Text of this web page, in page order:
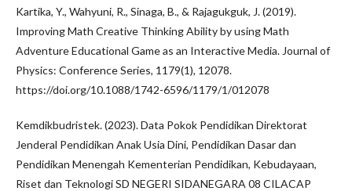
Kartika, Y., Wahyuni, R., Sinaga, B., & Rajagukguk, J. (2019).
Improving Math Creative Thinking Ability by using Math
Adventure Educational Game as an Interactive Media. Journal of
Physics: Conference Series, 1179(1), 12078.
https://doi.org/10.1088/1742-6596/1179/1/012078
Kemdikbudristek. (2023). Data Pokok Pendidikan Direktorat
Jenderal Pendidikan Anak Usia Dini, Pendidikan Dasar dan
Pendidikan Menengah Kementerian Pendidikan, Kebudayaan,
Riset dan Teknologi SD NEGERI SIDANEGARA 08 CILACAP